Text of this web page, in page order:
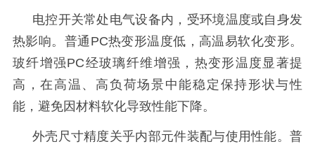
电控开关常处电气设备内，受环境温度或自身发
热影响。普通 PC热变形温度低，高温易软化变形。
玻纤增强PC经玻璃纤维增强，热变形温度显著提
高，在高温、高负荷场景中能稳定保持形状与性
能，避免因材料软化导致性能下降。
外壳尺寸精度关乎内部元件装配与使用性能。普